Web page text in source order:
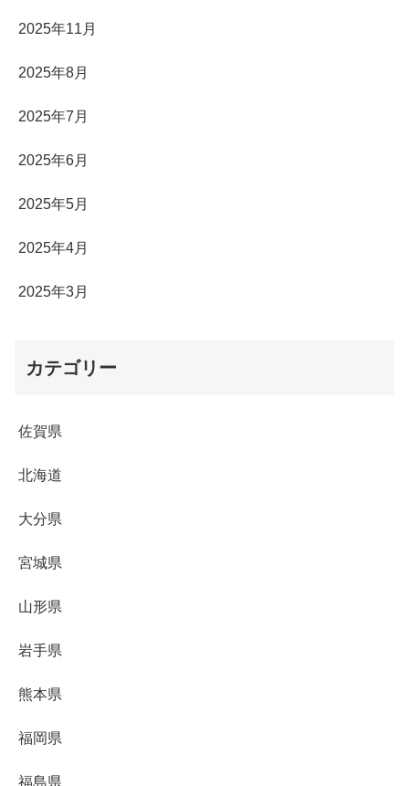
2025年11月
2025年8月
2025年7月
2025年6月
2025年5月
2025年4月
2025年3月
カテゴリー
佐賀県
北海道
大分県
宮城県
山形県
岩手県
熊本県
福岡県
福島県